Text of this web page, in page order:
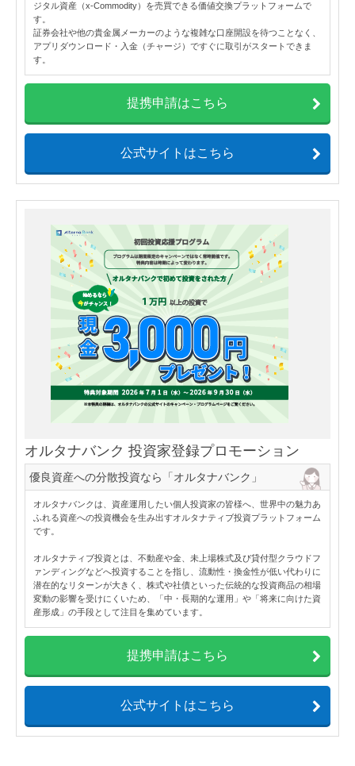
ジタル資産（x-Commodity）を売買できる価値交換プラットフォームで
す。
証券会社や他の貴金属メーカーのような複雑な口座開設を待つことなく、
アプリダウンロード・入金（チャージ）ですぐに取引がスタートできま
す。
提携申請はこちら
公式サイトはこちら
オルタナバンク 投資家登録プロモーション
優良資産への分散投資なら「オルタナバンク」
オルタナバンクは、資産運用したい個人投資家の皆様へ、世界中の魅力あ
ふれる資産への投資機会を生み出すオルタナティブ投資プラットフォーム
です。
オルタナティブ投資とは、不動産や金、未上場株式及び貸付型クラウドフ
ァンディングなどへ投資することを指し、流動性・換金性が低い代わりに
潜在的なリターンが大きく、株式や社債といった伝統的な投資商品の相場
変動の影響を受けにくいため、「中・長期的な運用」や「将来に向けた資
産形成」の手段として注目を集めています。
提携申請はこちら
公式サイトはこちら